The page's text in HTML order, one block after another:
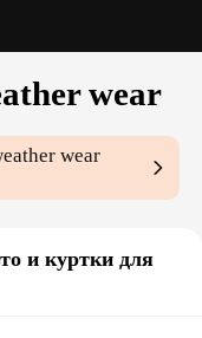
wear
wear
и куртки для